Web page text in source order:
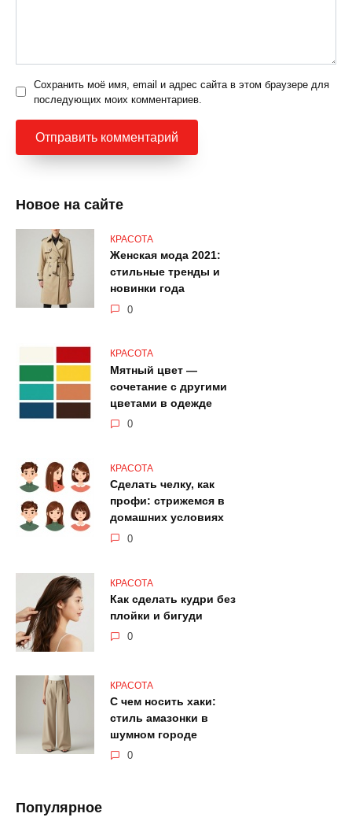
Сохранить моё имя, email и адрес сайта в этом браузере для
последующих моих комментариев.
Новое на сайте
КРАСОТА
Женская мода 2021:
стильные тренды и
новинки года
0
КРАСОТА
Мятный цвет —
сочетание с другими
цветами в одежде
0
КРАСОТА
Сделать челку, как
профи: стрижемся в
домашних условиях
0
КРАСОТА
Как сделать кудри без
плойки и бигуди
0
КРАСОТА
С чем носить хаки:
стиль амазонки в
шумном городе
0
Популярное